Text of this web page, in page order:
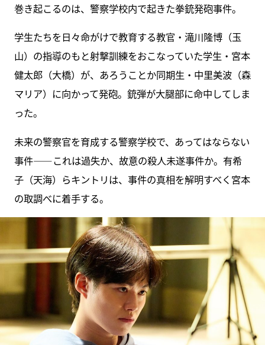
巻き起こるのは、警察学校内で起きた拳銃発砲事件。
学生たちを日々命がけで教育する教官・滝川隆博（玉
山）の指導のもと射撃訓練をおこなっていた学生・宮本
健太郎（大橋）が、あろうことか同期生・中里美波（森
マリア）に向かって発砲。銃弾が大腿部に命中してしま
った。
未来の警察官を育成する警察学校で、あってはならない
事件――これは過失か、故意の殺人未遂事件か。有希
子（天海）らキントリは、事件の真相を解明すべく宮本
の取調べに着手する。